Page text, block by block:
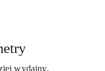
wydajny,